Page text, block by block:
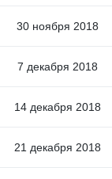
30 ноября 2018
7 декабря 2018
14 декабря 2018
21 декабря 2018